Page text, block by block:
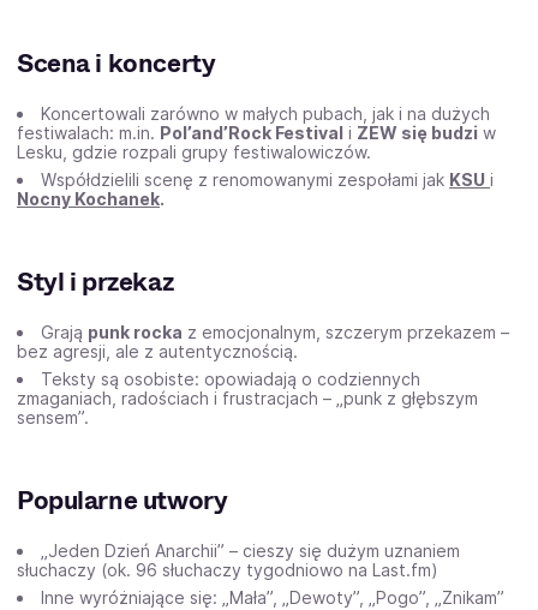
Scena i koncerty
Koncertowali zarówno w małych pubach, jak i na dużych
festiwalach: m.in. Pol’and’Rock Festival i ZEW się budzi w
Lesku, gdzie rozpali grupy festiwalowiczów.
Współdzielili scenę z renomowanymi zespołami jak KSU i
Nocny Kochanek.
Styl i przekaz
Grają punk rocka z emocjonalnym, szczerym przekazem –
bez agresji, ale z autentycznością.
Teksty są osobiste: opowiadają o codziennych
zmaganiach, radościach i frustracjach – „punk z głębszym
sensem”.
Popularne utwory
„Jeden Dzień Anarchii” – cieszy się dużym uznaniem
słuchaczy (ok. 96 słuchaczy tygodniowo na Last.fm)
Inne wyróżniające się: „Mała”, „Dewoty”, „Pogo”, „Znikam”